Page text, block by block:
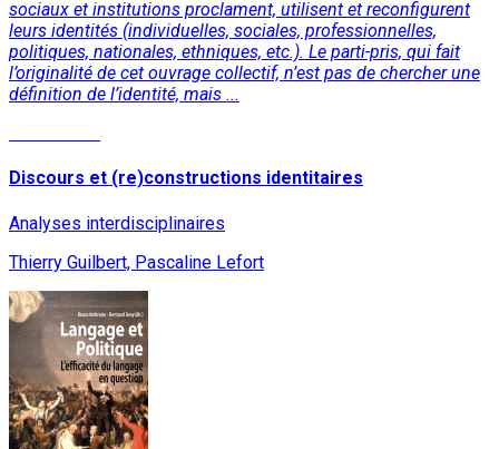
sociaux et institutions proclament, utilisent et reconfigurent
leurs identités (individuelles, sociales, professionnelles,
politiques, nationales, ethniques, etc.). Le parti-pris, qui fait
l’originalité de cet ouvrage collectif, n’est pas de chercher une
définition de l’identité, mais ...
Discours et (re)constructions identitaires
Analyses interdisciplinaires
Thierry Guilbert, Pascaline Lefort